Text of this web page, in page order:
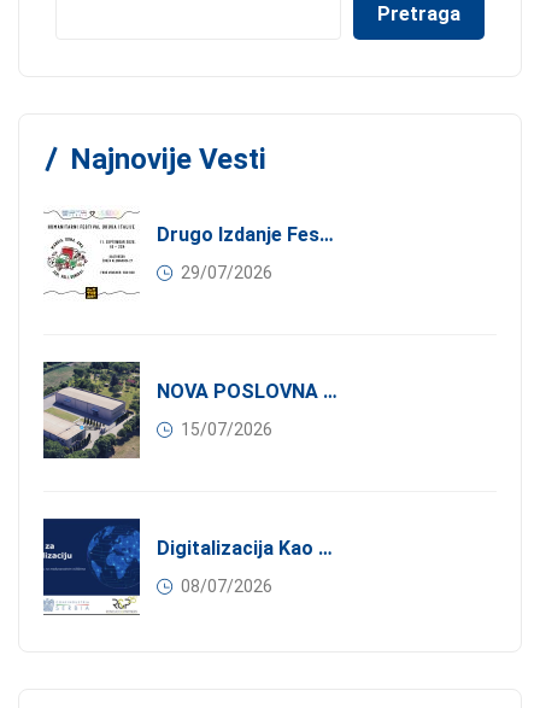
Pretraga
Najnovije Vesti
Drugo Izdanje Festivala JEDI.VOLI.DONIRAJ: Spoj Gastronomije I Solidarnosti
29/07/2026
NOVA POSLOVNA PRILIKA ZA ČLANOVE KONFINDUSTRIJE SRBIJA: Izdavanje Moderne Industrijske Hale U Pančevu – 1.200 M² U Industrijskoj Zoni
15/07/2026
Digitalizacija Kao Pokretač Internacionalizacije
08/07/2026